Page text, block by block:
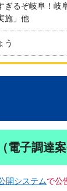
ぎるぞ岐阜！岐
施」他
う
電子調達案
開システムで公